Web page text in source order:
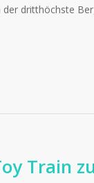
dritthöchste
Train